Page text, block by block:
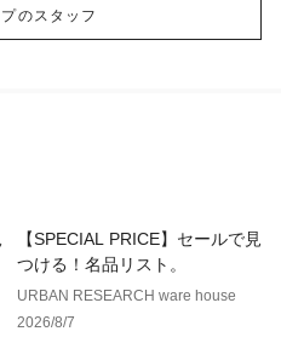
のスタッフ
【SPECIAL PRICE】セールで見
つける！名品リスト。
URBAN RESEARCH ware house
2026/8/7